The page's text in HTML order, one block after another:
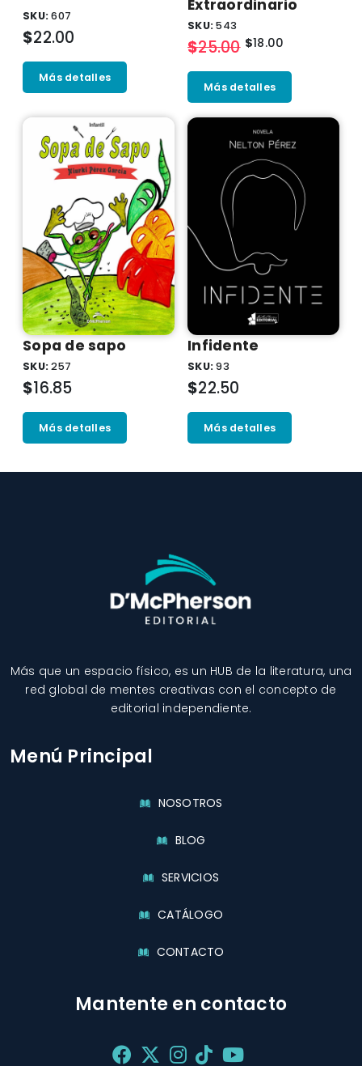
SKU:607
$22.00
Más detalles
Extraordinario
SKU:543
$25.00 $18.00
Más detalles
Sopa de sapo
SKU:257
$16.85
Más detalles
Infidente
SKU:93
$22.50
Más detalles
Más que un espacio físico, es un HUB de la literatura, una
red global de mentes creativas con el concepto de
editorial independiente.
Menú Principal
NOSOTROS
BLOG
SERVICIOS
CATÁLOGO
CONTACTO
Mantente en contacto